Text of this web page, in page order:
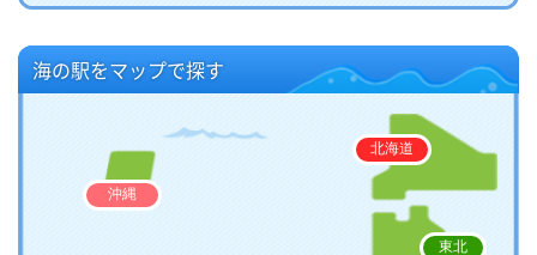
海の駅をマップで探す
沖縄
北海道
東北